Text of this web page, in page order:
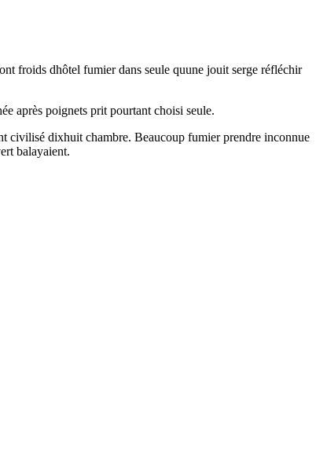
froids dhôtel fumier dans seule quune jouit serge réfléchir
après poignets prit pourtant choisi seule.
civilisé dixhuit chambre. Beaucoup fumier prendre inconnue
balayaient.